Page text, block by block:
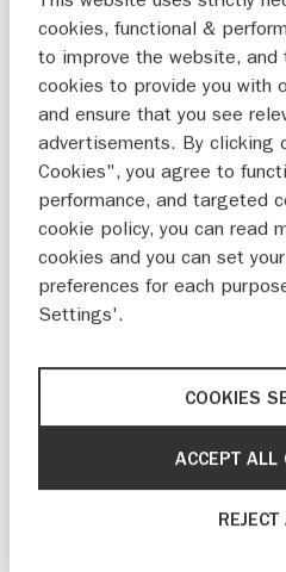
Ook je auto verdient een
Controleer op technisch
de verlichting, airco,
bandenspanning, et
om een
leggen met daarin onder
gevarendriehoek, hesjes
en bijvoorbeeld een
bij je te hebben: vochtige
en Zwitserland en
en Frankrijk. Daarmee
cookies, functional &
to improve the website, and
cookies to provide you with
and ensure that you see
advertisements. By clicking
Cookies", you agree to
performance, and targeted
cookie policy, you can read
cookies and you can set
preferences for each
Settings'.
COOKIES
ACCEPT ALL